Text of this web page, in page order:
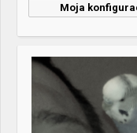
Moja
Motherboard:
(WI-
RAM: